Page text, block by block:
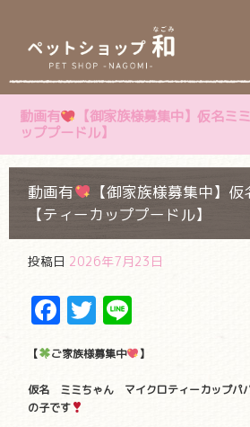
動画有 【御家族様募集中】仮名ミ
ッププードル】
動画有
【御家族様募集中】
【ティーカッププードル】
投稿日 2026年7月23日
Facebook
Twitter
【 ご家族様募集中 】
仮名 ミミちゃん マイクロティーカップパ
の子です